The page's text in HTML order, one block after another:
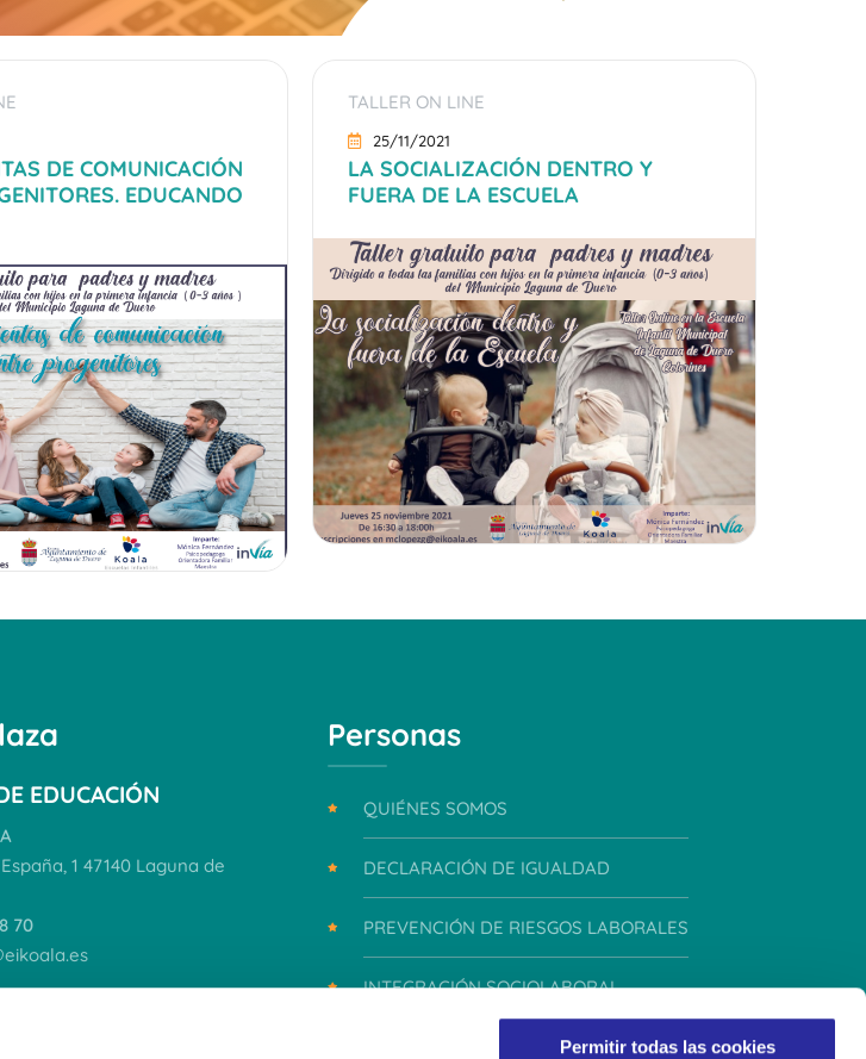
Permitir todas las cookies
DE COMUNICACIÓN
EDUCANDO
TALLER ON LINE
25/11/2021
LA SOCIALIZACIÓN DENTRO Y
FUERA DE LA ESCUELA
EDUCACIÓN
1 47140 Laguna de
70
Personas
QUIÉNES SOMOS
DECLARACIÓN DE IGUALDAD
PREVENCIÓN DE RIESGOS LABORALES
INTEGRACIÓN SOCIOLABORAL
INTEGRIDAD Y CONDUCTA